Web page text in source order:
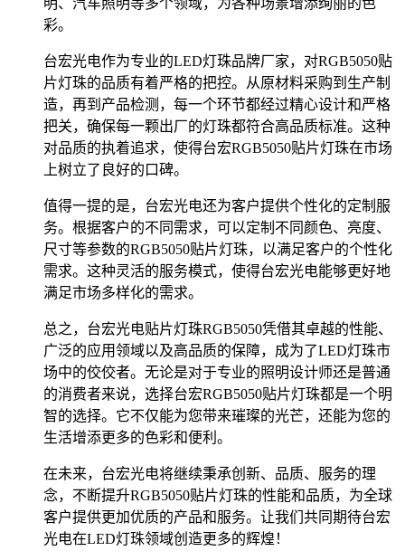
彩。
台宏光电作为专业的LED灯珠品牌厂家，对RGB5050贴
片灯珠的品质有着严格的把控。从原材料采购到生产制
造，再到产品检测，每一个环节都经过精心设计和严格
把关，确保每一颗出厂的灯珠都符合高品质标准。这种
对品质的执着追求，使得台宏RGB5050贴片灯珠在市场
上树立了良好的口碑。
值得一提的是，台宏光电还为客户提供个性化的定制服
务。根据客户的不同需求，可以定制不同颜色、亮度、
尺寸等参数的RGB5050贴片灯珠，以满足客户的个性化
需求。这种灵活的服务模式，使得台宏光电能够更好地
满足市场多样化的需求。
总之，台宏光电贴片灯珠RGB5050凭借其卓越的性能、
广泛的应用领域以及高品质的保障，成为了LED灯珠市
场中的佼佼者。无论是对于专业的照明设计师还是普通
的消费者来说，选择台宏RGB5050贴片灯珠都是一个明
智的选择。它不仅能为您带来璀璨的光芒，还能为您的
生活增添更多的色彩和便利。
在未来，台宏光电将继续秉承创新、品质、服务的理
念，不断提升RGB5050贴片灯珠的性能和品质，为全球
客户提供更加优质的产品和服务。让我们共同期待台宏
光电在LED灯珠领域创造更多的辉煌！